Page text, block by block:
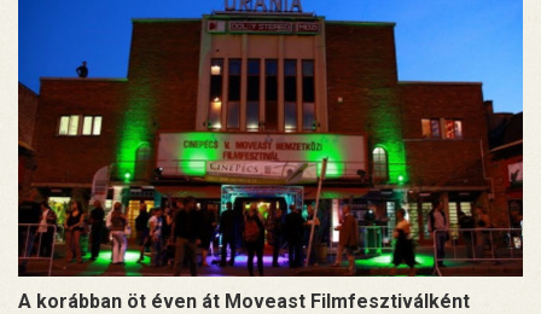
A korábban öt éven át Moveast Filmfesztiválként